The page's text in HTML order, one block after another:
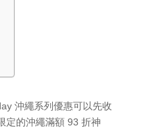
沖繩系列優惠可以先收
定的沖繩滿額 93 折神